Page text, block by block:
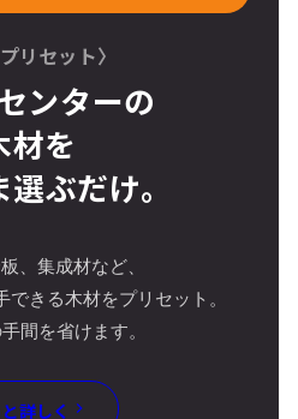
リセット〉
ンターの
材を
ぶだけ。
、集成材など、
きる木材をプリセット。
間を省けます。
詳しく